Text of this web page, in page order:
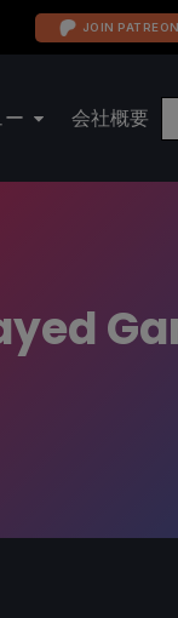
JOIN
会社概要